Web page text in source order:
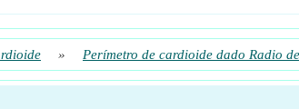
» Perímetro de cardioide dado Radio